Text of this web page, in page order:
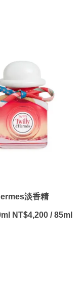
淡香精
NT$4,200 / 85ml